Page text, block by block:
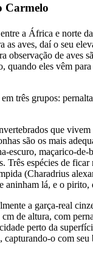
Carmelo
a África e norte
as aves, daí o seu
observação de aves
quando eles vêm
três grupos:
que
são os mais
escuro, maçarico-
Três espécies de ficar
(Charadrius
aninham lá, e o pirito,
a garça-real
de altura, com
perto da
capturando-o com seu